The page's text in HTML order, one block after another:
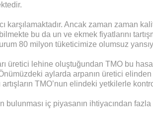
karşılamaktadır. Ancak zaman zaman
bu da un ve ekmek fiyatlarını
80 milyon tüketicimize olumsuz
üretici lehine oluştuğundan TMO bu
aylarda arpanın üretici elinden
TMO’nun elindeki yetkilerle
bulunması iç piyasanın ihtiyacından fazla